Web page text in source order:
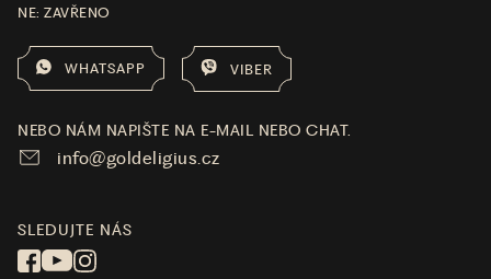
NE: ZAVŘENO
WHATSAPP VIBER
NEBO NÁM NAPIŠTE NA E-MAIL NEBO CHAT.
info@goldeligius.cz
SLEDUJTE NÁS